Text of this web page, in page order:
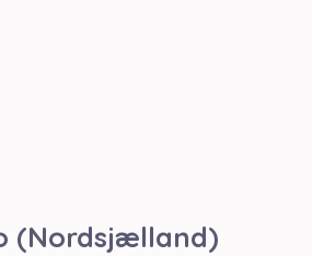
(Nordsjælland)